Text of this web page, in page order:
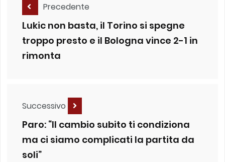
Precedente
Lukic non basta, il Torino si spegne
troppo presto e il Bologna vince 2-1 in
rimonta
Successivo
Paro: “Il cambio subito ti condiziona
ma ci siamo complicati la partita da
soli”